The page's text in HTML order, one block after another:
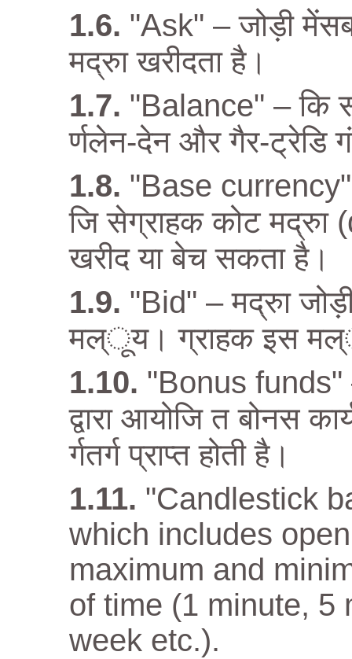
"Ask" – जोड़ी
मद्रुा खरीदता है।
"Balance" – कि
र्णलेन-देन और गैर-ट्रेडि गं
"Base currency"
जि सेग्राहक कोट मद्रुा
खरीद या बेच सकता है।
"Bid" – मद्रुा
मल्ूय। ग्राहक इस
"Bonus funds"
द्वारा आयोजि त बोनस
र्गतर्ग प्राप्त होती है।
"Candlestick
which includes
maximum and
of time (1 minute, 5
week etc.).